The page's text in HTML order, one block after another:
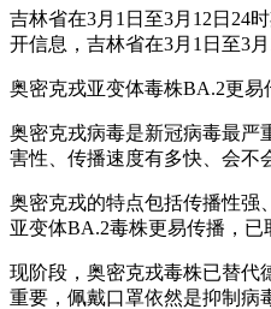
吉林省在3月1日至3月12日24
开信息，吉林省在3月1日至3
奥密克戎亚变体毒株BA.2更
奥密克戎病毒是新冠病毒最严
害性、传播速度有多快、会不
奥密克戎的特点包括传播性强
亚变体BA.2毒株更易传播，已
现阶段，奥密克戎毒株已替代
重要，佩戴口罩依然是抑制病